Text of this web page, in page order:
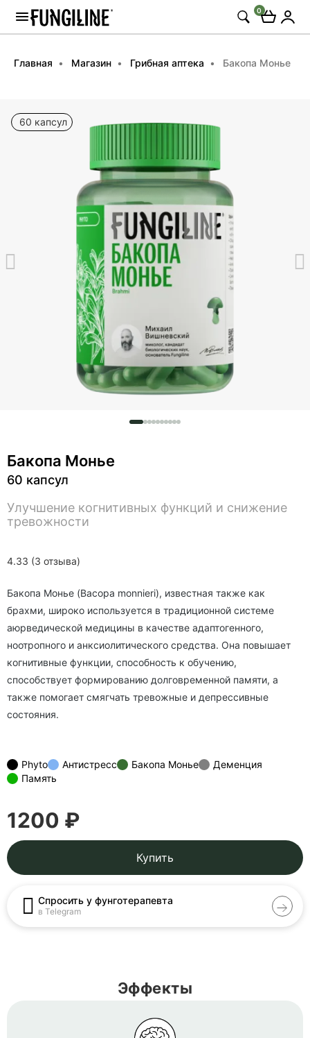
0
Главная Магазин Грибная аптека Бакопа Монье
60 капсул
4.33 (3 отзыва)
Бакопа Монье
60 капсул
Улучшение когнитивных функций и снижение
тревожности
Бакопа Монье (Bacopa monnieri), известная также как
брахми, широко используется в традиционной системе
аюрведической медицины в качестве адаптогенного,
ноотропного и анксио­литического средства. Она повышает
когнитивные функции, способность к обучению,
способствует формированию долговременной памяти, а
также помогает смягчать тревожные и депрессивные
состояния.
Phyto Антистресс Бакопа Монье
Деменция
Память
1200 ₽
Купить
Спросить у фунготерапевта
в Telegram
Эффекты